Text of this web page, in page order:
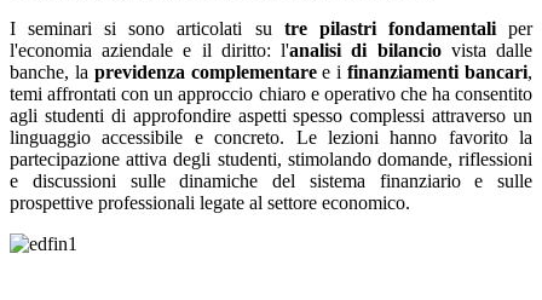
I seminari si sono articolati su tre pilastri fondamentaliper
l'economia aziendale e il diritto: l'analisi di bilancio vista dalle
banche, la previdenza complementaree ifinanziamenti bancari,
temi affrontati con un approccio chiaro e operativo che ha consentito
agli studenti di approfondire aspetti spesso complessi attraverso un
linguaggio accessibile e concreto. Le lezioni hanno favorito la
partecipazione attiva degli studenti, stimolando domande, riflessioni
e discussioni sulle dinamiche del sistema finanziario e sulle
prospettive professionali legate al settore economico.